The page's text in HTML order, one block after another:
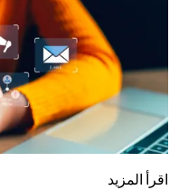
اقرأ المزيد